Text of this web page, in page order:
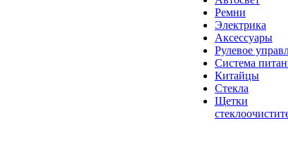
Ремни
Электрика
Аксессуары
Рулевое
Система
Китайцы
Стекла
Щетки